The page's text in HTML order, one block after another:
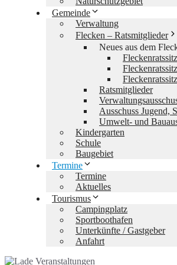
Gemeinde
Verwaltung
Flecken – Ratsmitglieder
Neues aus dem
Ratsmitglieder
Ausschuss Jugend,
Umwelt- und
Kindergarten
Schule
Baugebiet
Termine
Termine
Aktuelles
Tourismus
Campingplatz
Sportboothafen
Unterkünfte / Gastgeber
Anfahrt